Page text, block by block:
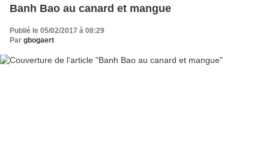
Banh Bao au canard et mangue
Publié le 05/02/2017 à 08:29
Par gbogaert